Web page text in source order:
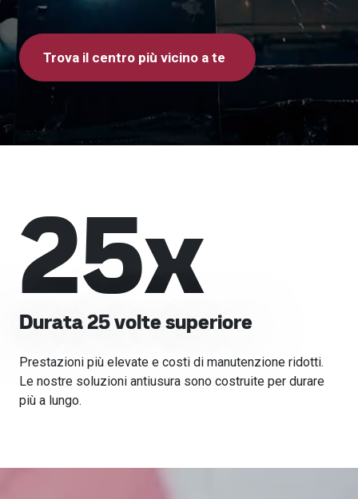
Trova il centro più vicino a te
25x
Durata 25 volte superiore
Prestazioni più elevate e costi di manutenzione ridotti.
Le nostre soluzioni antiusura sono costruite per durare
più a lungo.